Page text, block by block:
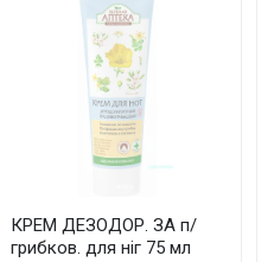
КРЕМ ДЕЗОДОР. ЗА п/
грибков. для ніг 75 мл